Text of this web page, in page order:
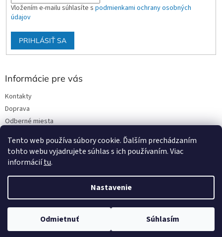
Tento web používa súbory cookie. Ďalším prechádzaním
tohto webu vyjadrujete súhlas s ich používaním. Viac
informáciítu.
Nastavenie
Odmietnuť Súhlasím
Vložením e-mailu súhlasíte s podmienkami ochrany osobných
údajov
PRIHLÁSIŤ SA
Informácie pre vás
Kontakty
Doprava
Odberné miesta
Obchodné podmienky
Vytvoril Shoptet
Copyright 2026Stavmat DCA . Všetky práva vyhradené.